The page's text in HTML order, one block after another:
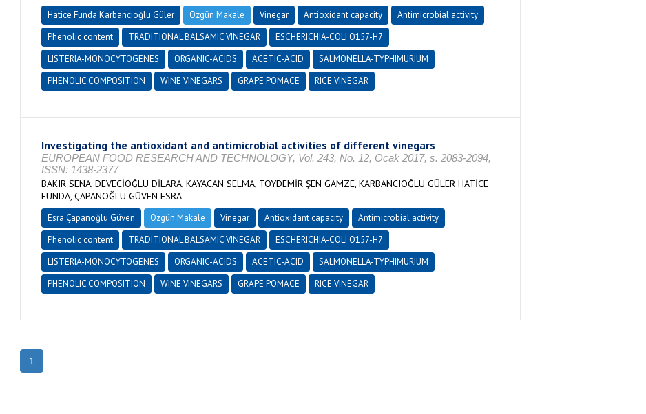
Hatice Funda Karbancıoğlu Güler Özgün Makale Vinegar Antioxidant capacity
Antimicrobial activity
Phenolic content
TRADITIONAL BALSAMIC VINEGAR
ESCHERICHIA-COLI O157-H7
LISTERIA-MONOCYTOGENES
ORGANIC-ACIDS ACETIC-ACID
SALMONELLA-TYPHIMURIUM
PHENOLIC COMPOSITION
WINE VINEGARS GRAPE POMACE RICE VINEGAR
Investigating the antioxidant and antimicrobial activities of different vinegars
EUROPEAN FOOD RESEARCH AND TECHNOLOGY, Vol. 243, No. 12, Ocak 2017, s. 2083-2094,
ISSN: 1438-2377
BAKIR SENA, DEVECİOĞLU DİLARA, KAYACAN SELMA, TOYDEMİR ŞEN GAMZE, KARBANCIOĞLU GÜLER HATİCE
FUNDA, ÇAPANOĞLU GÜVEN ESRA
Esra Çapanoğlu Güven Özgün Makale Vinegar Antioxidant capacity
Antimicrobial activity
Phenolic content
TRADITIONAL BALSAMIC VINEGAR
ESCHERICHIA-COLI O157-H7
LISTERIA-MONOCYTOGENES
ORGANIC-ACIDS ACETIC-ACID
SALMONELLA-TYPHIMURIUM
PHENOLIC COMPOSITION
WINE VINEGARS GRAPE POMACE RICE VINEGAR
1